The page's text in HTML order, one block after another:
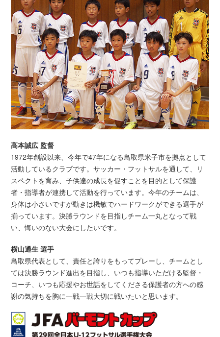
高本誠広 監督
1972年創設以来、今年で47年になる鳥取県米子市を拠点として
活動しているクラブです。サッカー・フットサルを通して、リ
スペクトを育み、子供達の成長を促すことを目的として保護
者・指導者が連携して活動を行っています。今年のチームは、
身体は小さいですが動きは機敏でハードワークができる選手が
揃っています。決勝ラウンドを目指しチーム一丸となって戦
い、悔いのない大会にしたいです。
横山通生 選手
鳥取県代表として、責任と誇りをもってプレーし、チームとし
ては決勝ラウンド進出を目指し、いつも指導いただける監督・
コーチ、いつも応援やお世話をしてくださる保護者の方への感
謝の気持ちを胸に一戦一戦大切に戦いたいと思います。